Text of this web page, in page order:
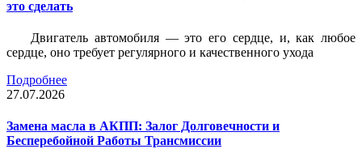
это сделать
Двигатель автомобиля — это его сердце, и, как любое
сердце, оно требует регулярного и качественного ухода
Подробнее
27.07.2026
Замена масла в АКПП: Залог Долговечности и
Бесперебойной Работы Трансмиссии